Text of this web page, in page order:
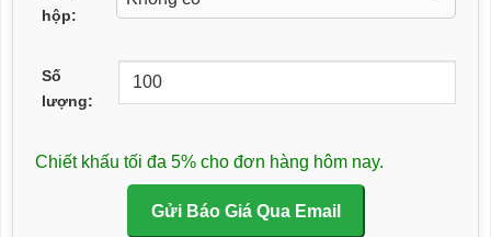
hộp:
Số
lượng:
Chiết khấu tối đa 5% cho đơn hàng hôm nay.
Gửi Báo Giá Qua Email